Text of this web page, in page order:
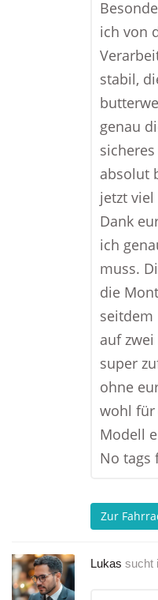
ich von
stabil,
genau
absolut
jetzt
Dank
ich
muss.
die
seitdem
auf
super
ohne
wohl für
Modell
No tags
Zur
Lukas sucht